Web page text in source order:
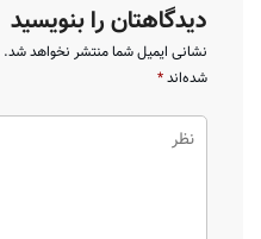
دیدگاهتان را بنویسید
نشانی ایمیل شما منتشر نخواهد شد.
شده‌اند*